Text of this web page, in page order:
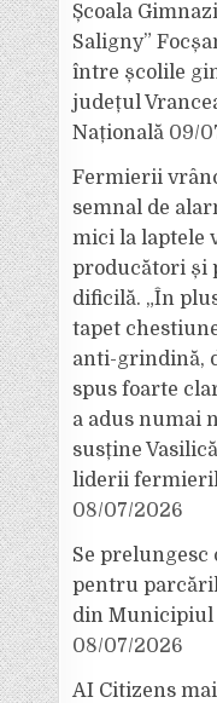
Școala
Saligny”
între școlile
județul
Națională 09/
Fermierii
semnal de
mici la laptele
producători și
dificilă. „În
tapet
anti-grindină,
spus foarte
a adus numai
susține
liderii
08/07/2026
Se prelungesc
pentru
din Municipiul
08/07/2026
AI Citizens